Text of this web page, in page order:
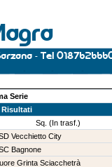
Serie
Risultati
Sq. (In trasf.)
Vecchietto City
Bagnone
Grinta Sciacchetrà